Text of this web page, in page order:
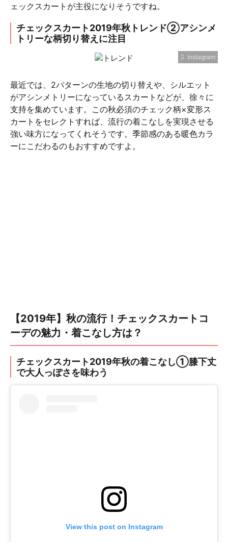
ェックスカートが主役になりそうですね。
チェックスカート2019年秋トレンド②アシンメ
トリーな柄切り替えに注目
Instagram
最近では、2パターンの生地の切り替えや、シルエット
がアシンメトリーになっているスカートなどが、徐々に
支持を集めています。この秋必須のチェック柄×変形ス
カートをセレクトすれば、流行の着こなしを実現させる
強い味方になってくれそうです。季節感のある暖色カラ
ーにこだわるのもおすすめですよ。
【2019年】秋の流行！チェックスカートコ
ーデの魅力・着こなし方は？
チェックスカート2019年秋の着こなし①膝下丈
で大人っぽさを味わう
View this post on Instagram